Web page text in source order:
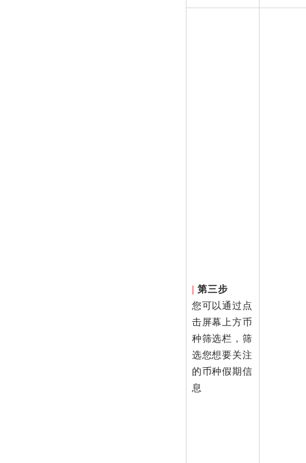
|第三步
您可以通过点
击屏幕上方币
种筛选栏，筛
选您想要关注
的币种假期信
息